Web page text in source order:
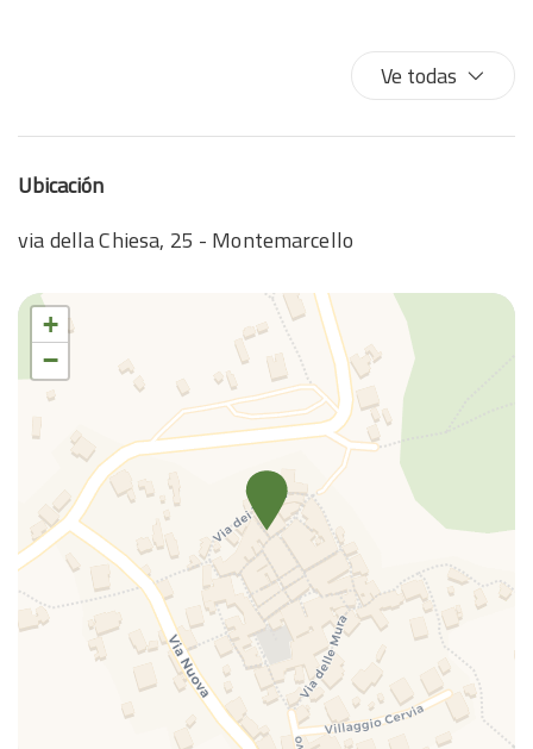
Ve todas
Ubicación
via della Chiesa, 25 - Montemarcello
+
−